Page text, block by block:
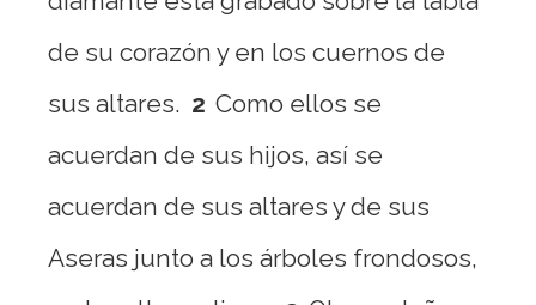
de su corazón y en los cuernos de
sus altares. 2 Como ellos se
acuerdan de sus hijos, así se
acuerdan de sus altares y de sus
Aseras junto a los árboles frondosos,